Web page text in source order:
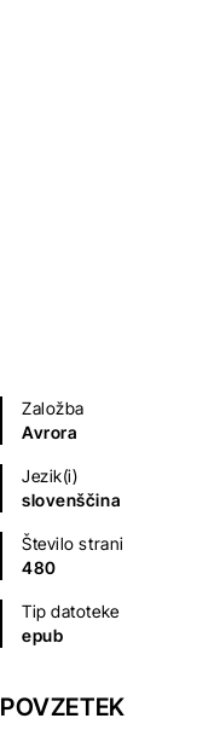
Založba
Avrora
Jezik(i)
slovenščina
Število strani
480
Tip datoteke
epub
POVZETEK